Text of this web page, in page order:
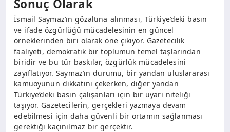
Sonuç Olarak
İsmail Saymaz’ın gözaltına alınması, Türkiye’deki basın
ve ifade özgürlüğü mücadelesinin en güncel
örneklerinden biri olarak öne çıkıyor. Gazetecilik
faaliyeti, demokratik bir toplumun temel taşlarından
biridir ve bu tür baskılar, özgürlük mücadelesini
zayıflatıyor. Saymaz’ın durumu, bir yandan uluslararası
kamuoyunun dikkatini çekerken, diğer yandan
Türkiye’deki basın çalışanları için bir uyarı niteliği
taşıyor. Gazetecilerin, gerçekleri yazmaya devam
edebilmesi için daha güvenli bir ortamın sağlanması
gerektiği kaçınılmaz bir gerçektir.